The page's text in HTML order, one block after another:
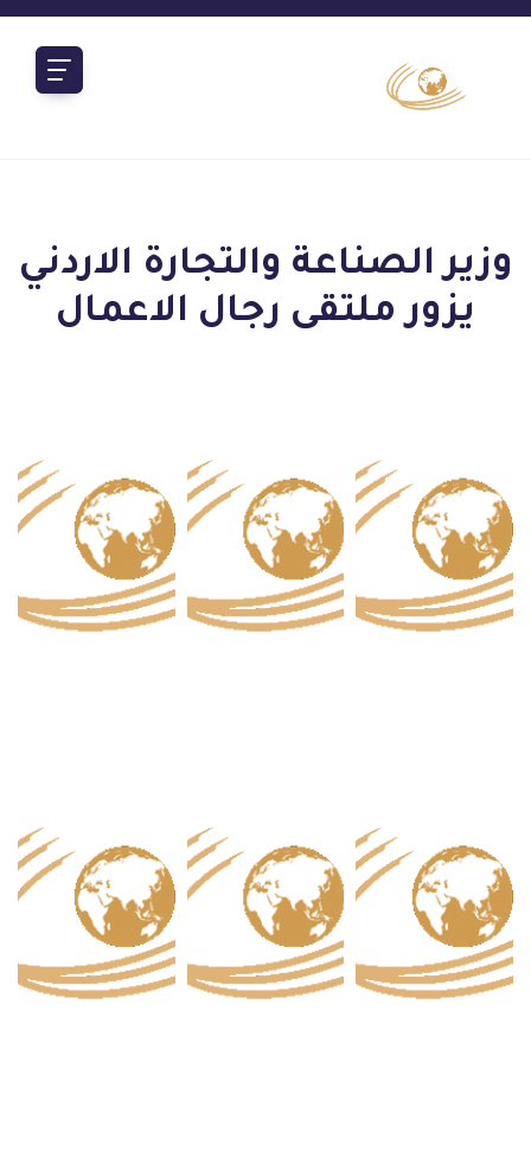
وزير الصناعة والتجارة الاردني
يزور ملتقى رجال الاعمال